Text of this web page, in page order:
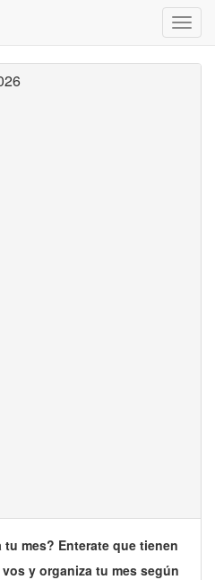
mes? Enterate que tienen
y organiza tu mes según